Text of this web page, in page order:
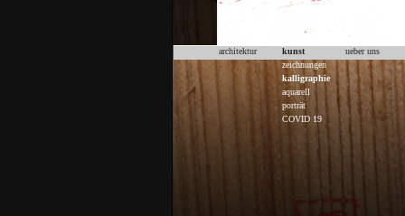
architektur
kunst
zeichnungen
kalligraphie
aquarell
porträt
COVID 19
ueber uns